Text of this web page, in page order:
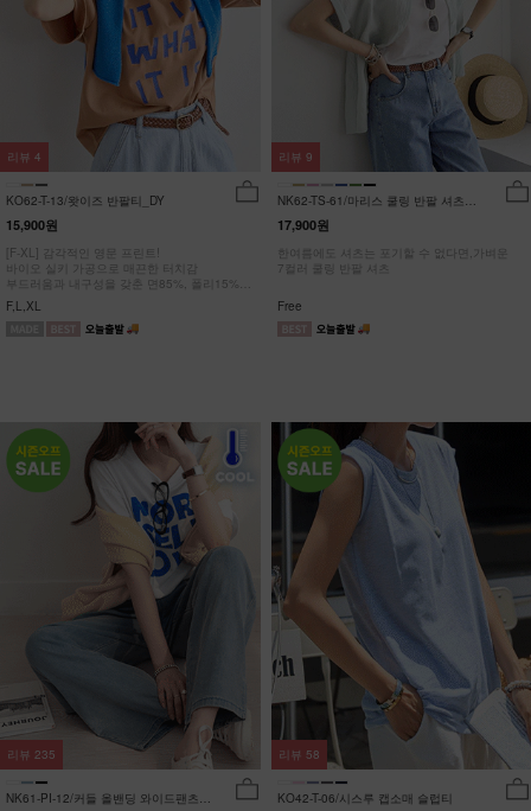
KO62-T-13/왓이즈 반팔티_DY
15,900원
[F-XL] 감각적인 영문 프린트!
바이오 실키 가공으로 매끈한 터치감
부드러움과 내구성을 갖춘 면85%, 폴리15%
#NAK MADE.
F,L,XL
리뷰 4
NK62-TS-61/마리스 쿨링 반팔 셔츠
17,900원
한여름에도 셔츠는 포기할 수 없다면,가벼운
7컬러 쿨링 반팔 셔츠
Free
리뷰 9
NK61-PI-12/커들 올밴딩 와이드팬츠
리뷰 235
KO42-T-06/시스루 캡소매 슬럽티
리뷰 58